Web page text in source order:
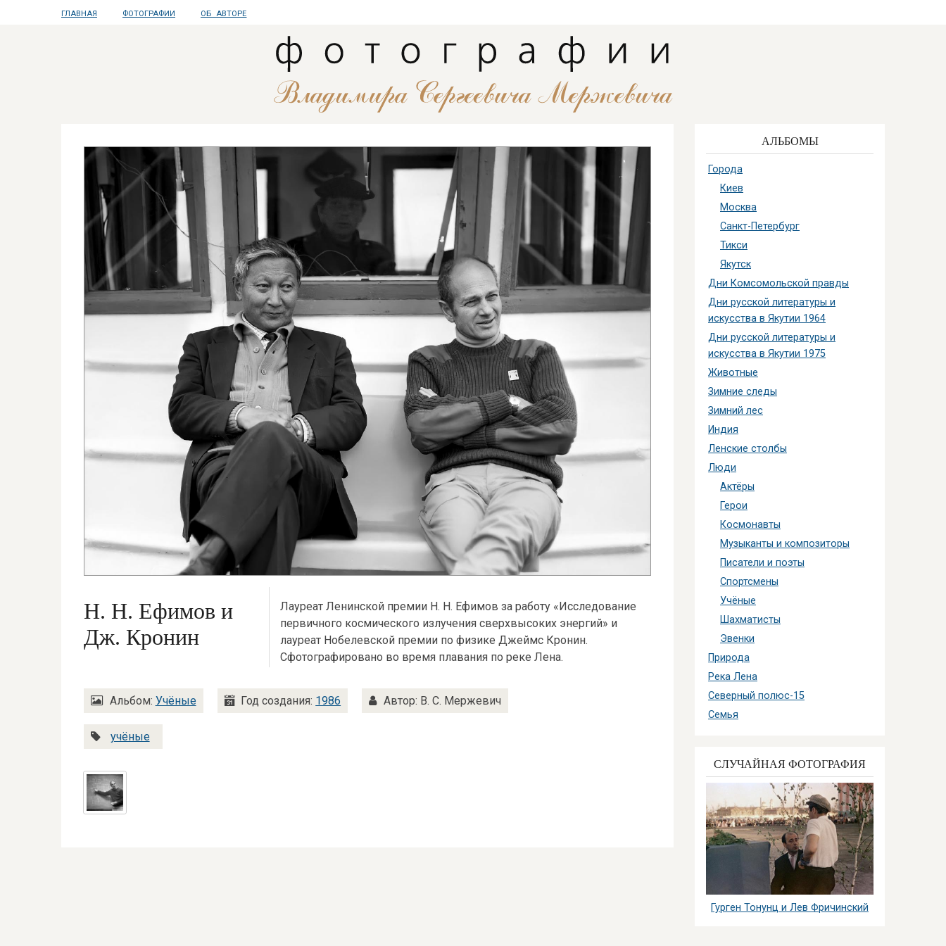
ГЛАВНАЯ ФОТОГРАФИИ ОБ АВТОРЕ
Н. Н. Ефимов и
Дж. Кронин
Лауреат Ленинской премии Н. Н. Ефимов за работу «Исследование
первичного космического излучения сверхвысоких энергий» и
лауреат Нобелевской премии по физике Джеймс Кронин.
Сфотографировано во время плавания по реке Лена.
Альбом: Учёные Год создания: 1986 Автор: В. С. Мержевич
учёные
АЛЬБОМЫ
Города
Киев
Москва
Санкт-Петербург
Тикси
Якутск
Дни Комсомольской правды
Дни русской литературы и
искусства в Якутии 1964
Дни русской литературы и
искусства в Якутии 1975
Животные
Зимние следы
Зимний лес
Индия
Ленские столбы
Люди
Актёры
Герои
Космонавты
Музыканты и композиторы
Писатели и поэты
Спортсмены
Учёные
Шахматисты
Эвенки
Природа
Река Лена
Северный полюс-15
Семья
СЛУЧАЙНАЯ ФОТОГРАФИЯ
Гурген Тонунц и Лев Фричинский